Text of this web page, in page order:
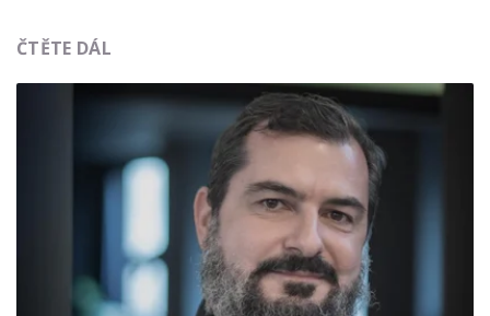
ČTĚTE DÁL